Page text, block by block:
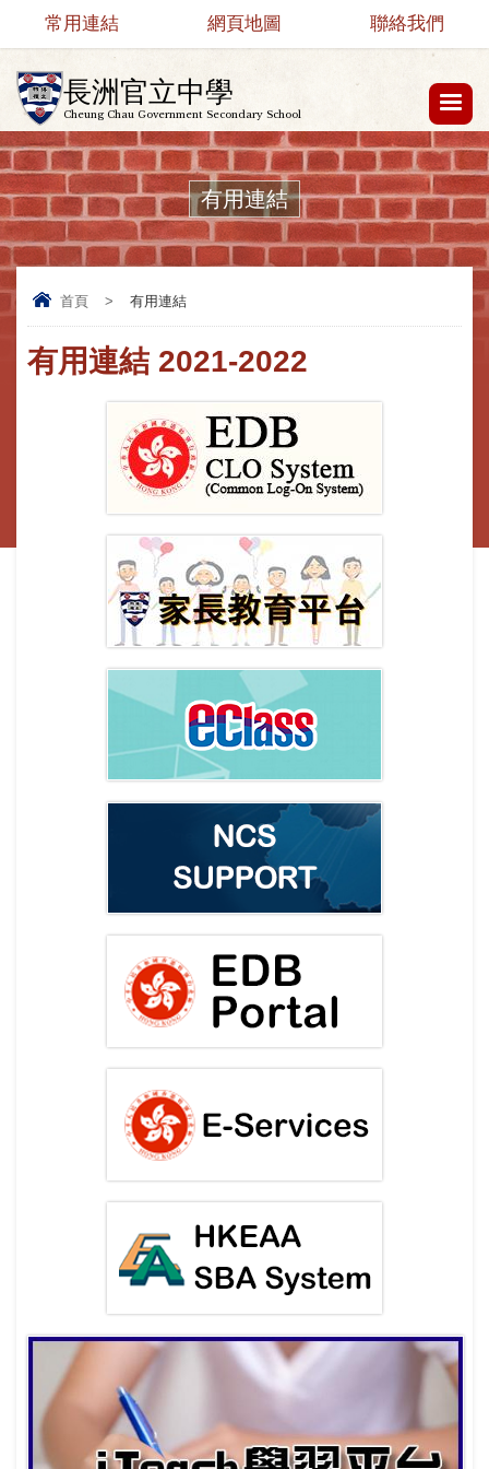
長洲官立中學
Cheung Chau Government Secondary School
常用連結 網頁地圖 聯絡我們
有用連結
首頁 > 有用連結
有用連結 2021-2022